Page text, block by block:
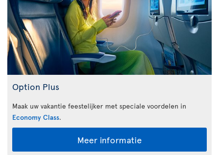
Option Plus
Maak uw vakantie feestelijker met speciale voordelen in
Economy Class.
Meer informatie